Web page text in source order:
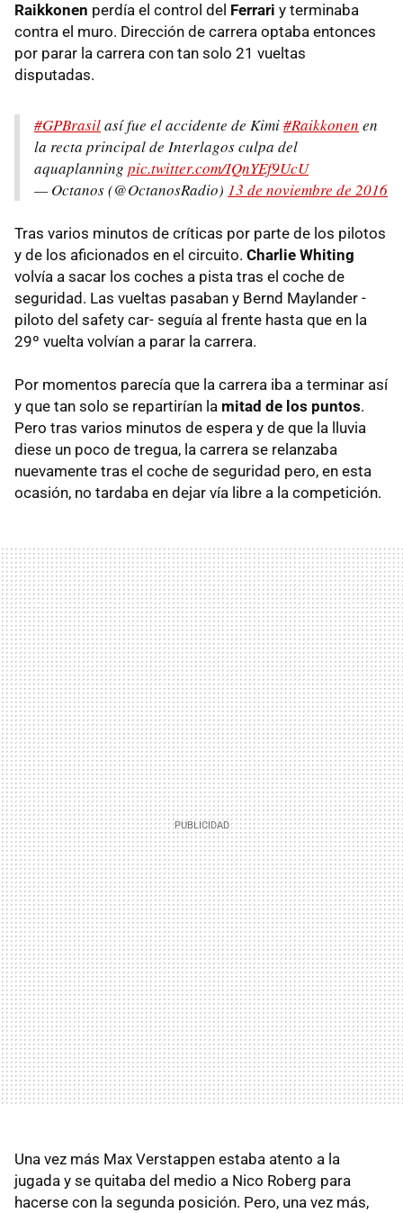
Raikkonen perdía el control del Ferrari y terminaba
contra el muro. Dirección de carrera optaba entonces
por parar la carrera con tan solo 21 vueltas
disputadas.
#GPBrasilasí fue el accidente de Kimi#Raikkonen en
la recta principal de Interlagos culpa del
aquaplanning pic.twitter.com/IQnYEf9UcU
— Octanos (@OctanosRadio) 13 de noviembre de 2016
Tras varios minutos de críticas por parte de los pilotos
y de los aficionados en el circuito. Charlie Whiting
volvía a sacar los coches a pista tras el coche de
seguridad. Las vueltas pasaban y Bernd Maylander -
piloto del safety car- seguía al frente hasta que en la
29º vuelta volvían a parar la carrera.
Por momentos parecía que la carrera iba a terminar así
y que tan solo se repartirían la mitad de los puntos.
Pero tras varios minutos de espera y de que la lluvia
diese un poco de tregua, la carrera se relanzaba
nuevamente tras el coche de seguridad pero, en esta
ocasión, no tardaba en dejar vía libre a la competición.
Una vez más Max Verstappen estaba atento a la
jugada y se quitaba del medio a Nico Roberg para
hacerse con la segunda posición. Pero, una vez más,